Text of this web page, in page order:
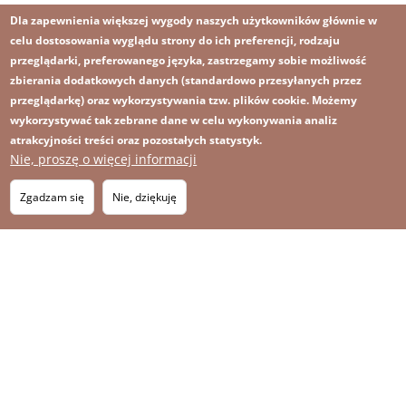
Footer
menu
Zapisz się na newsletter
Obraz
MAPA STRONY
Dla zapewnienia większej wygody naszych użytkowników głównie w
celu dostosowania wyglądu strony do ich preferencji, rodzaju
przeglądarki, preferowanego języka, zastrzegamy sobie możliwość
zbierania dodatkowych danych (standardowo przesyłanych przez
przeglądarkę) oraz wykorzystywania tzw. plików cookie. Możemy
wykorzystywać tak zebrane dane w celu wykonywania analiz
atrakcyjności treści oraz pozostałych statystyk.
Nie, proszę o więcej informacji
Zgadzam się Nie, dziękuję